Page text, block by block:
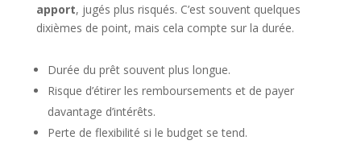
apport, jugés plus risqués. C’est souvent quelques
dixièmes de point, mais cela compte sur la durée.
Durée du prêt souvent plus longue.
Risque d’étirer les remboursements et de payer
davantage d’intérêts.
Perte de flexibilité si le budget se tend.